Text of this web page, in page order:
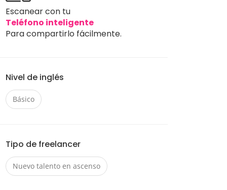
Escanear con tu
Teléfono inteligente
Para compartirlo fácilmente.
Nivel de inglés
Básico
Tipo de freelancer
Nuevo talento en ascenso